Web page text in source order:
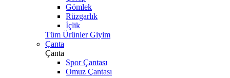
Gömlek
Rüzgarlık
İçlik
Tüm Ürünler Giyim
Çanta
Çanta
Spor Çantası
Omuz Çantası